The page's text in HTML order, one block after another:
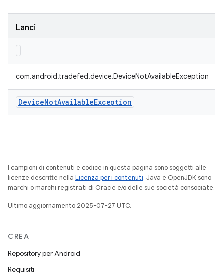
Lanci
com.android.tradefed.device.DeviceNotAvailableException
DeviceNotAvailableException
I campioni di contenuti e codice in questa pagina sono soggetti alle
licenze descritte nella Licenza per i contenuti. Java e OpenJDK sono
marchi o marchi registrati di Oracle e/o delle sue società consociate.
Ultimo aggiornamento 2025-07-27 UTC.
CREA
Repository per Android
Requisiti